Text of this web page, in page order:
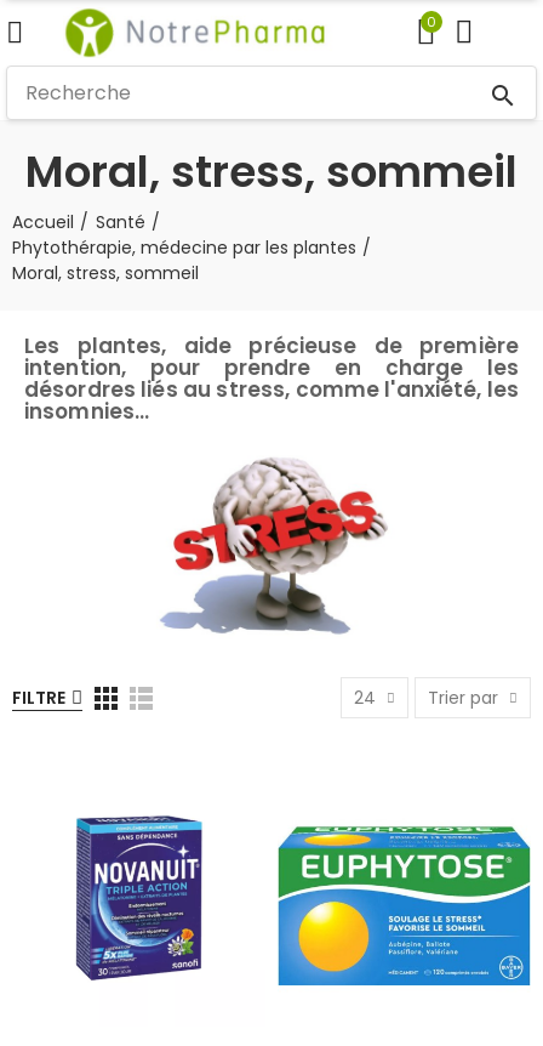
0
search
Moral, stress, sommeil
Accueil
Santé
Phytothérapie, médecine par les plantes
Moral, stress, sommeil
Les plantes, aide précieuse de première
intention, pour prendre en charge les
désordres liés au stress, comme l'anxiété, les
insomnies...
FILTRE 24 Trier par